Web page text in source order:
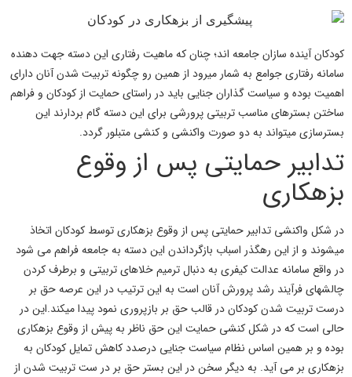
کودکان آینده سازان جامعه اند؛ چنان که ماهیت رفتاری این دسته جهت دهنده
سامانه رفتاری جوامع به شمار میرود از همین رو چگونه تربیت شدن آنان دارای
اهمیت بوده و سیاست گذاران جنایی باید در راستای حمایت از کودکان و فراهم
ساختن بسترهای مناسب تربیتی پرورشی برای این دسته گام بردارند این
بسترسازی میتواند به دو صورت واکنشی و کنشی متبلور گردد.
تدابیر حمایتی پس از وقوع
بزهکاری
در شکل واکنشی تدابیر حمایتی پس از وقوع بزهکاری توسط کودکان اتخاذ
میشوند و از این رهگذر اسباب بازگرداندن این دسته به جامعه فراهم می شود
در واقع سامانه عدالت کیفری به دنبال ترمیم خلاهای تربیتی و برطرف کردن
چالشهای فرآیند رشد پرورش آنان است به این ترتیب در این عرصه حق بر
درست تربیت شدن کودکان در قالب حق بر بازپروری نمود پیدا میکند.این در
حالی است که در شکل کنشی حمایت این حق ناظر بهپیش از وقوع بزهکاری
بوده و بر همین اساس نظام سیاست جنایی درصدد کاهش تمایل کودکان به
بزهکاری بر می آید. به دیگر سخن در این بستر حق بر در ست تربیت شدن از